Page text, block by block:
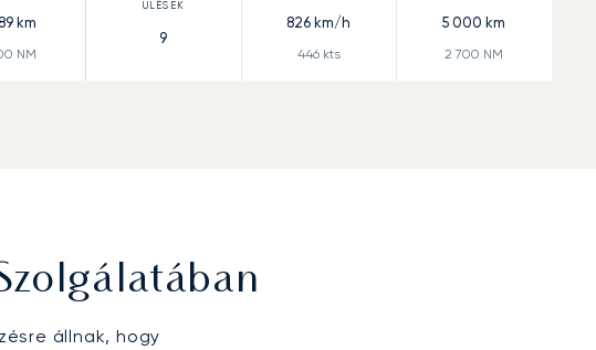
km
NM
9
826 km/h
446kts
5 000 km
2 700 NM
állnak, hogy